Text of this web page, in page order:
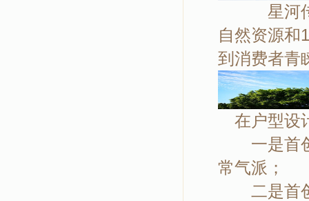
星河传说
自然资源和
到消费者青
在户型设
一是首创
常气派；
二是首创